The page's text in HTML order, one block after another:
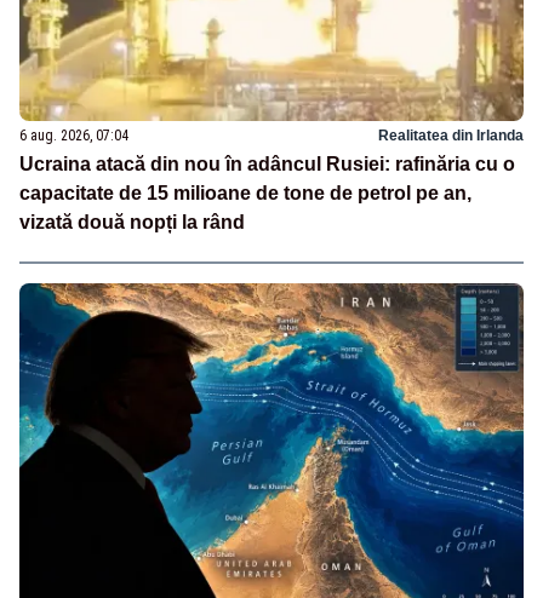
6 aug. 2026, 07:04 Realitatea din Irlanda
Ucraina atacă din nou în adâncul Rusiei: rafinăria cu o
capacitate de 15 milioane de tone de petrol pe an,
vizată două nopți la rând